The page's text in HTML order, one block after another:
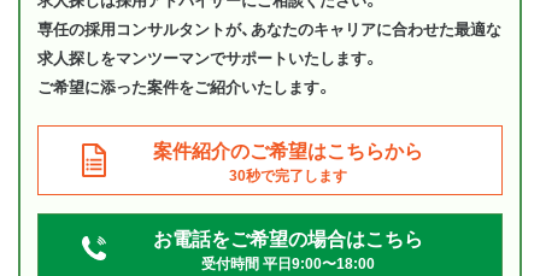
専任の採用コンサルタントが、あなたのキャリアに合わせた最適な
求人探しをマンツーマンでサポートいたします。
ご希望に添った案件をご紹介いたします。
案件紹介のご希望はこちらから
30秒で完了します
お電話をご希望の場合はこちら
受付時間 平日9:00〜18:00